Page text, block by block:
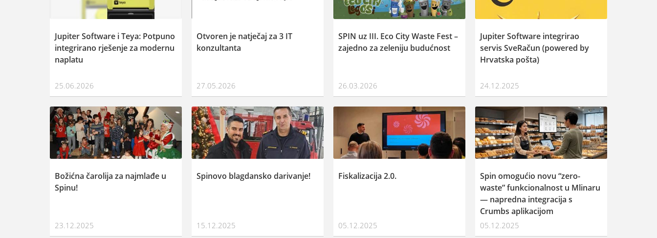
Jupiter Software i Teya: Potpuno
integrirano rješenje za modernu
naplatu
25.06.2026
Božićna čarolija za najmlađe u
Spinu!
23.12.2025
Otvoren je natječaj za 3 IT
konzultanta
27.05.2026
Spinovo blagdansko darivanje!
15.12.2025
SPIN uz III. Eco City Waste Fest –
zajedno za zeleniju budućnost
26.03.2026
Fiskalizacija 2.0.
05.12.2025
Jupiter Software integrirao
servis SveRačun (powered by
Hrvatska pošta)
24.12.2025
Spin omogućio novu “zero-
waste” funkcionalnost u Mlinaru
— napredna integracija s
Crumbs aplikacijom
05.12.2025